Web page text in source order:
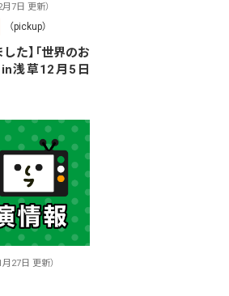
月7日 更新）
（pickup）
た】「世界のお
in浅草12月5日
月27日 更新）